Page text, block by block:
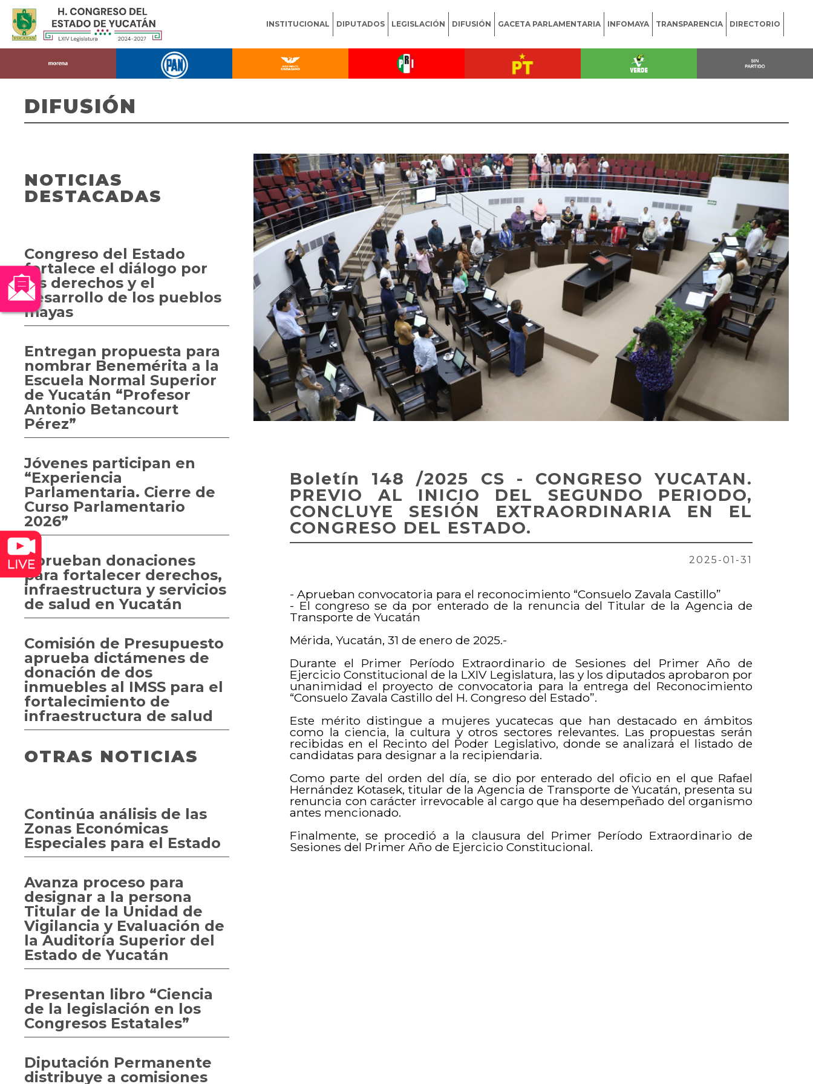
INSTITUCIONAL DIPUTADOS LEGISLACIÓN DIFUSIÓN GACETA PARLAMENTARIA INFOMAYA TRANSPARENCIA DIRECTORIO
DIFUSIÓN
Boletín 148 /2025 CS - CONGRESO YUCATAN.
PREVIO AL INICIO DEL SEGUNDO PERIODO,
CONCLUYE SESIÓN EXTRAORDINARIA EN EL
CONGRESO DEL ESTADO.
2025-01-31
- Aprueban convocatoria para el reconocimiento “Consuelo Zavala Castillo”
- El congreso se da por enterado de la renuncia del Titular de la Agencia de
Transporte de Yucatán
Mérida, Yucatán, 31 de enero de 2025.-
Durante el Primer Período Extraordinario de Sesiones del Primer Año de
Ejercicio Constitucional de la LXIV Legislatura, las y los diputados aprobaron por
unanimidad el proyecto de convocatoria para la entrega del Reconocimiento
“Consuelo Zavala Castillo del H. Congreso del Estado”.
Este mérito distingue a mujeres yucatecas que han destacado en ámbitos
como la ciencia, la cultura y otros sectores relevantes. Las propuestas serán
recibidas en el Recinto del Poder Legislativo, donde se analizará el listado de
candidatas para designar a la recipiendaria.
Como parte del orden del día, se dio por enterado del oficio en el que Rafael
Hernández Kotasek, titular de la Agencia de Transporte de Yucatán, presenta su
renuncia con carácter irrevocable al cargo que ha desempeñado del organismo
antes mencionado.
Finalmente, se procedió a la clausura del Primer Período Extraordinario de
Sesiones del Primer Año de Ejercicio Constitucional.
NOTICIAS
DESTACADAS
Congreso del Estado
fortalece el diálogo por
los derechos y el
desarrollo de los pueblos
mayas
Entregan propuesta para
nombrar Benemérita a la
Escuela Normal Superior
de Yucatán “Profesor
Antonio Betancourt
Pérez”
Jóvenes participan en
“Experiencia
Parlamentaria. Cierre de
Curso Parlamentario
2026”
Aprueban donaciones
para fortalecer derechos,
infraestructura y servicios
de salud en Yucatán
Comisión de Presupuesto
aprueba dictámenes de
donación de dos
inmuebles al IMSS para el
fortalecimiento de
infraestructura de salud
OTRAS NOTICIAS
Continúa análisis de las
Zonas Económicas
Especiales para el Estado
Avanza proceso para
designar a la persona
Titular de la Unidad de
Vigilancia y Evaluación de
la Auditoría Superior del
Estado de Yucatán
Presentan libro “Ciencia
de la legislación en los
Congresos Estatales”
Diputación Permanente
distribuye a comisiones